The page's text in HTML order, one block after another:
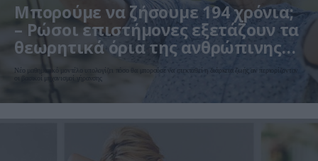
Μπορούμε να ζήσουμε 194 χρόνια;
– Ρώσοι επιστήμονες εξετάζουν τα
θεωρητικά όρια της ανθρώπινης
ζωής
Νέο μαθηματικό μοντέλο υπολογίζει πόσο θα μπορούσε να επεκταθεί η διάρκεια ζωής αν περιορίζονταν
οι βασικοί μηχανισμοί γήρανσης